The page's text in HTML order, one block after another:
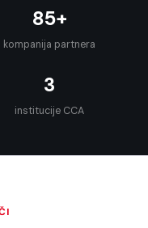
85+
kompanija partnera
3
institucije CCA